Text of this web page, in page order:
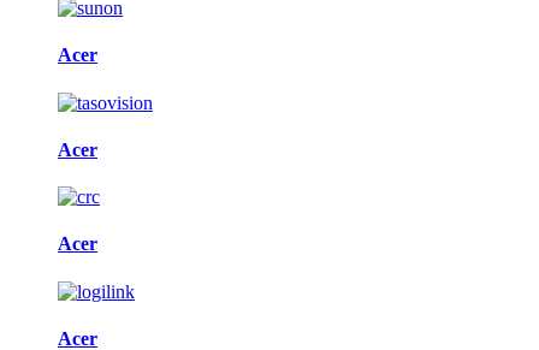
Acer
Acer
Acer
Acer